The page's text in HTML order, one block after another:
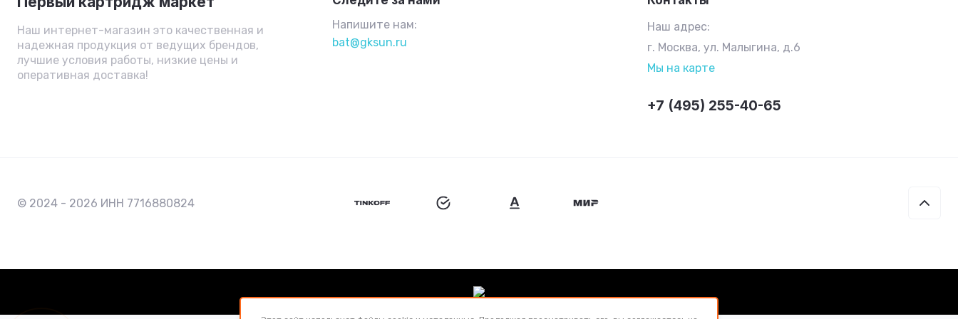
Наш интернет-магазин это качественная и
надежная продукция от ведущих брендов,
лучшие условия работы, низкие цены и
оперативная доставка!
Напишите нам:
bat@gksun.ru
Наш адрес:
г. Москва, ул. Малыгина, д.6
Мы на карте
+7 (495) 255-40-65
© 2024 - 2026 ИНН 7716880824